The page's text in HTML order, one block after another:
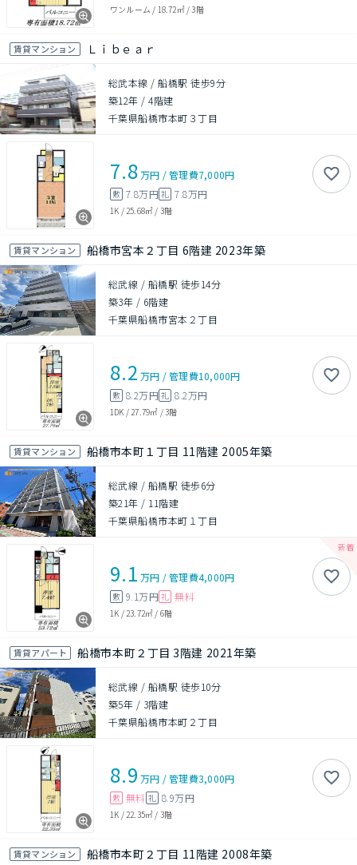
ワンルーム / 18.72㎡/3階
賃貸マンション Ｌｉｂｅａｒ
総武本線 / 船橋駅 徒歩9分
築12年 /4階建
千葉県船橋市本町３丁目
7.8万円 /管理費7,000円
敷 7.8万円礼 7.8万円
1K / 25.68㎡ / 3階
賃貸マンション 船橋市宮本２丁目 6階建 2023年築
総武線 / 船橋駅 徒歩14分
築3年 / 6階建
千葉県船橋市宮本２丁目
8.2 万円 /管理費10,000円
敷 8.2万円礼 8.2万円
1DK / 27.79㎡ /3階
賃貸マンション 船橋市本町１丁目 11階建 2005年築
総武線 / 船橋駅 徒歩6分
築21年 / 11階建
千葉県船橋市本町１丁目
9.1 万円 /管理費4,000円
敷 9.1万円 礼 無料
1K / 23.72㎡ / 6階
賃貸アパート 船橋市本町２丁目 3階建 2021年築
総武線 / 船橋駅 徒歩10分
築5年 / 3階建
千葉県船橋市本町２丁目
8.9 万円 /管理費3,000円
敷 無料 礼 8.9万円
1K / 22.35㎡ / 3階
賃貸マンション 船橋市本町２丁目 11階建 2008年築